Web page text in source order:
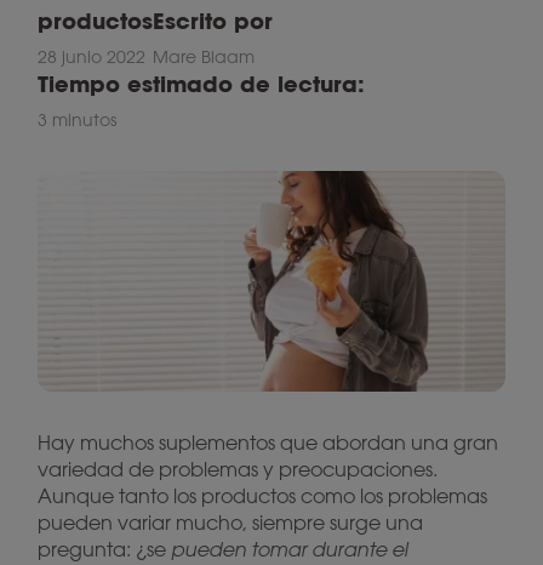
productos
28 junio 2022
Escrito por
Mare Blaam
Tiempo estimado de lectura:
3 minutos
Hay muchos suplementos que abordan una gran
variedad de problemas y preocupaciones.
Aunque tanto los productos como los problemas
pueden variar mucho, siempre surge una
pregunta: ¿se pueden tomar durante el